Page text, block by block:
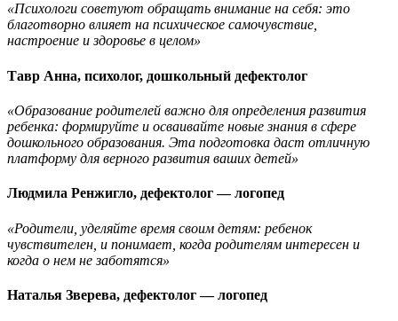
«Психологи советуют обращать внимание на себя: это
благотворно влияет на психическое самочувствие,
настроение и здоровье в целом»
Тавр Анна, психолог, дошкольный дефектолог
«Образование родителей важно для определения развития
ребенка: формируйте и осваивайте новые знания в сфере
дошкольного образования. Эта подготовка даст отличную
платформу для верного развития ваших детей»
Людмила Ренжигло, дефектолог — логопед
«Родители, уделяйте время своим детям: ребенок
чувствителен, и понимает, когда родителям интересен и
когда о нем не заботятся»
Наталья Зверева, дефектолог — логопед